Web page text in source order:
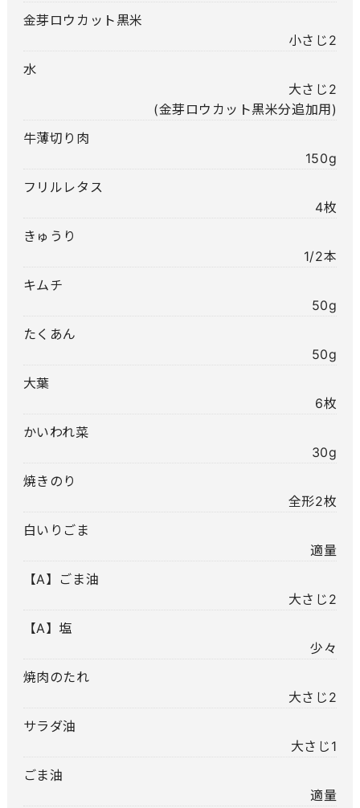
金芽ロウカット黒米
小さじ2
水
大さじ2
(金芽ロウカット黒米分追加用)
牛薄切り肉
150g
フリルレタス
4枚
きゅうり
1/2本
キムチ
50g
たくあん
50g
大葉
6枚
かいわれ菜
30g
焼きのり
全形2枚
白いりごま
適量
【A】ごま油
大さじ2
【A】塩
少々
焼肉のたれ
大さじ2
サラダ油
大さじ1
ごま油
適量